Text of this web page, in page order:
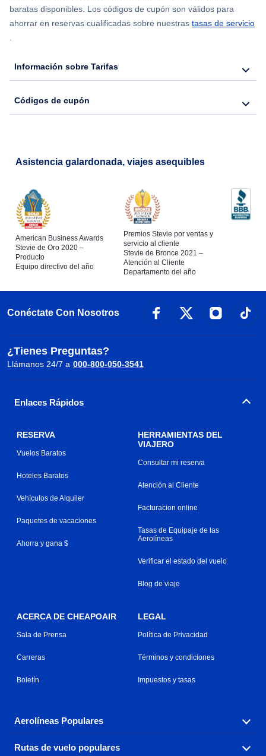
baratas disponibles. Los códigos de cupón son válidos para
ahorrar en reservas cualificadas sobre nuestras tasas de servicio
Información sobre Tarifas
Códigos de cupón
Asistencia galardonada, viajes asequibles
American Business Awards
Stevie de Oro 2020 –
Producto
Equipo directivo del año
Premios Stevie por ventas y
servicio al cliente
Stevie de Bronce 2021 –
Atención al Cliente
Departamento del año
Conéctate Con Nosotros
¿Tienes Preguntas?
Llámanos 24/7 a 000-800-050-3541
Enlaces Rápidos
RESERVA
Vuelos Baratos
Hoteles Baratos
Vehículos de Alquiler
Paquetes de vacaciones
Ahorra y gana $
HERRAMIENTAS DEL
VIAJERO
Consultar mi reserva
Atención al Cliente
Facturacion online
Tasas de Equipaje de las
Aerolíneas
Verificar el estado del vuelo
Blog de viaje
ACERCA DE CHEAPOAIR
Sala de Prensa
Carreras
Boletín
LEGAL
Política de Privacidad
Términos y condiciones
Impuestos y tasas
Aerolíneas Populares
Explora nuestras opciones de tarifas aéreas baratas por
Rutas de vuelo populares